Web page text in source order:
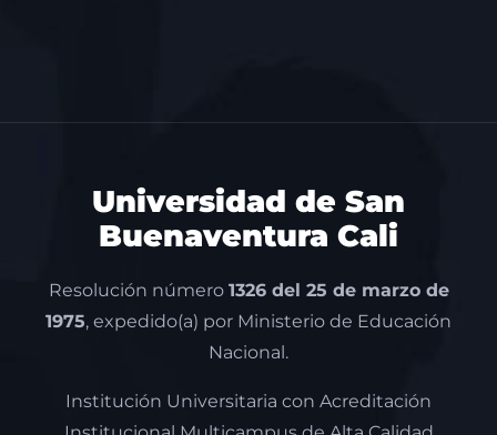
Universidad de San
Buenaventura Cali
Resolución número 1326 del 25 de marzo de
1975, expedido(a) por Ministerio de Educación
Nacional.
Institución Universitaria con Acreditación